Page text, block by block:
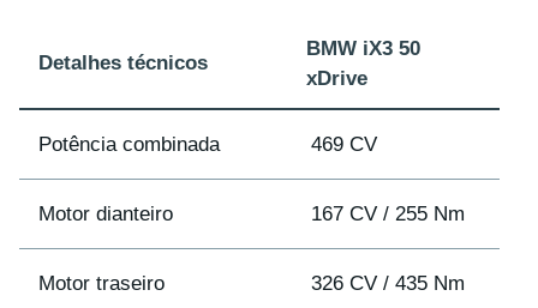
Detalhes técnicos
BMW iX3 50
xDrive
Potência combinada 469 CV
Motor dianteiro 167 CV / 255 Nm
Motor traseiro 326 CV / 435 Nm